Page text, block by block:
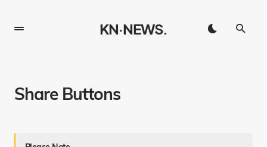
KN·NEWS.
Share Buttons